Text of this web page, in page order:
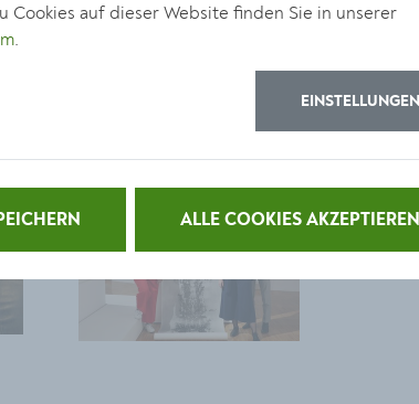
auf dieser Website finden Sie in unserer
.
EINSTELLUNGEN
ALLE COOKIES AKZEPTIEREN